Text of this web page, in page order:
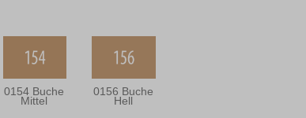
0154 Buche
Mittel
0156 Buche
Hell